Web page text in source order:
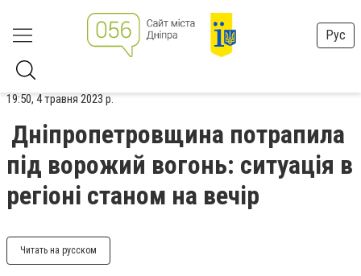
Рус
19:50, 4 травня 2023 р.
Дніпропетровщина потрапила
під ворожий вогонь: ситуація в
регіоні станом на вечір
Читать на русском